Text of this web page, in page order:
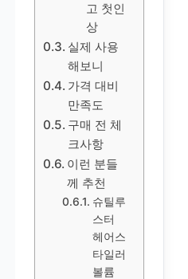
고 첫인
상
실제 사용
해보니
가격 대비
만족도
구매 전 체
크사항
이런 분들
께 추천
슈틸루
스터
헤어스
타일러
볼륨